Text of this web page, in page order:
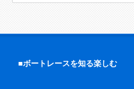
■ボートレースを知る楽しむ